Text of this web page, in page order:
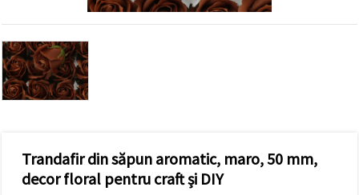
afișa
conținut și
reclame
mai
relevante,
analiză și
marketing.
Trandafir din săpun aromatic, maro, 50 mm,
decor floral pentru craft și DIY